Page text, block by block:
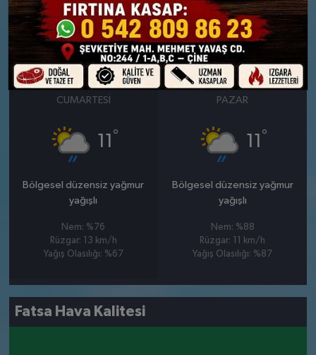
Nem: %87
Rüzgar: 12 km/h
Nem: %84
Rüzgar: 11 km/h
28 MART
CUMARTESI
°
Bölgesel düzensiz yağmur
yağışlı
Nem: %76
Rüzgar: 13 km/h
Yağış Olasılığı: %67
29 MART
PAZAR
°
Bölgesel düzensiz yağmur
yağışlı
Nem: %88
Rüzgar: 11 km/h
Yağış Olasılığı: %87
Fatsa Hava Kalitesi